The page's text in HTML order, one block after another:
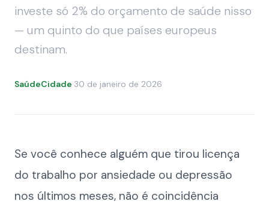
investe só 2% do orçamento de saúde nisso
— um quinto do que países europeus
destinam.
SaúdeCidade·30 de janeiro de 2026
Se você conhece alguém que tirou licença
do trabalho por ansiedade ou depressão
nos últimos meses, não é coincidência